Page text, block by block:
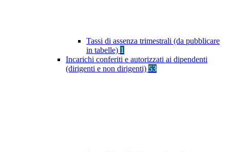
Tassi di assenza trimestrali (da pubblicare
in tabelle) 1
Incarichi conferiti e autorizzati ai dipendenti
(dirigenti e non dirigenti) 53